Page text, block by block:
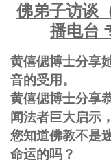
佛弟子访谈
播电台
黄僖偲博士分享
音的受用。
黄僖偲博士分享
闻法者巨大启示
您知道佛教不是
命运的吗？